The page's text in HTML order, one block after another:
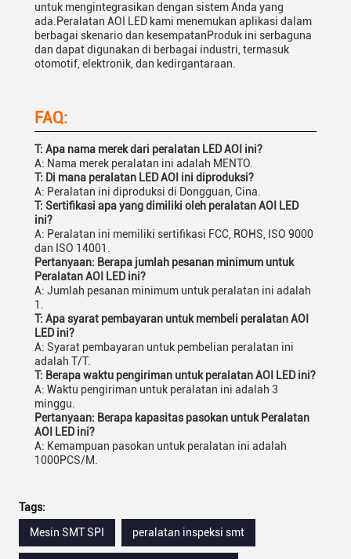
untuk mengintegrasikan dengan sistem Anda yang
ada.Peralatan AOI LED kami menemukan aplikasi dalam
berbagai skenario dan kesempatanProduk ini serbaguna
dan dapat digunakan di berbagai industri, termasuk
otomotif, elektronik, dan kedirgantaraan.
FAQ:
T: Apa nama merek dari peralatan LED AOI ini?
A: Nama merek peralatan ini adalah MENTO.
T: Di mana peralatan LED AOI ini diproduksi?
A: Peralatan ini diproduksi di Dongguan, Cina.
T: Sertifikasi apa yang dimiliki oleh peralatan AOI LED
ini?
A: Peralatan ini memiliki sertifikasi FCC, ROHS, ISO 9000
dan ISO 14001.
Pertanyaan: Berapa jumlah pesanan minimum untuk
Peralatan AOI LED ini?
A: Jumlah pesanan minimum untuk peralatan ini adalah
1.
T: Apa syarat pembayaran untuk membeli peralatan AOI
LED ini?
A: Syarat pembayaran untuk pembelian peralatan ini
adalah T/T.
T: Berapa waktu pengiriman untuk peralatan AOI LED ini?
A: Waktu pengiriman untuk peralatan ini adalah 3
minggu.
Pertanyaan: Berapa kapasitas pasokan untuk Peralatan
AOI LED ini?
A: Kemampuan pasokan untuk peralatan ini adalah
1000PCS/M.
Tags:
Mesin SMT SPI
peralatan inspeksi smt